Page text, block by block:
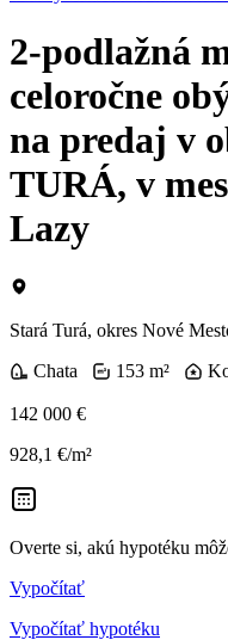
2-podlažná
celoročne
na predaj v
TURÁ, v
Lazy
Stará Turá, okres Nové
Chata
153 m²
142 000 €
928,1 €/m²
Overte si, akú hypotéku
Vypočítať
Vypočítať hypotéku